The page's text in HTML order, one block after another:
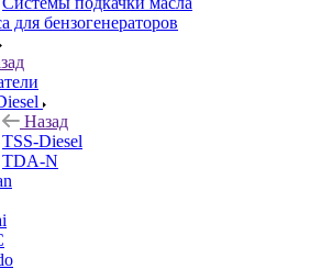
для бензогенераторов
Назад
TSS-Diesel
TDA-N